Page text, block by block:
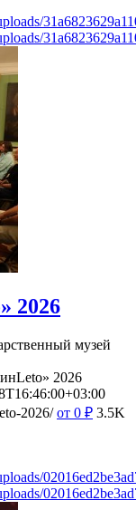
2026
музей
2026
2026/ от 0 ₽ 3.5K